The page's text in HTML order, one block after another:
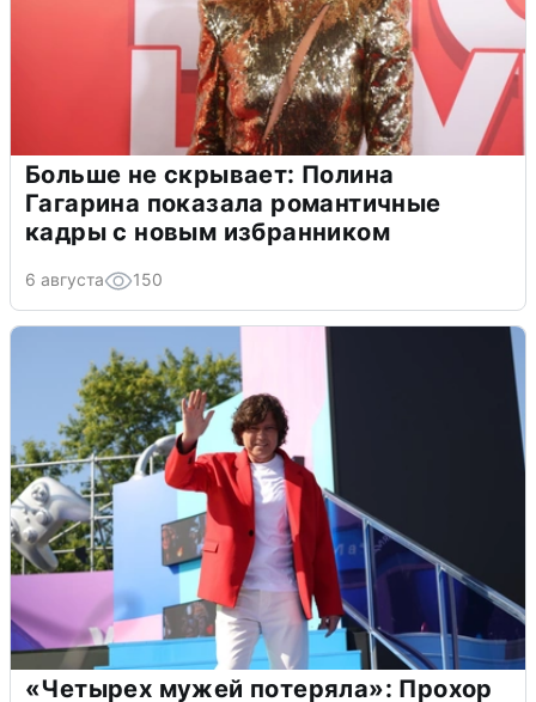
Больше не скрывает: Полина
Гагарина показала романтичные
кадры с новым избранником
6 августа 150
«Четырех мужей потеряла»: Прохор